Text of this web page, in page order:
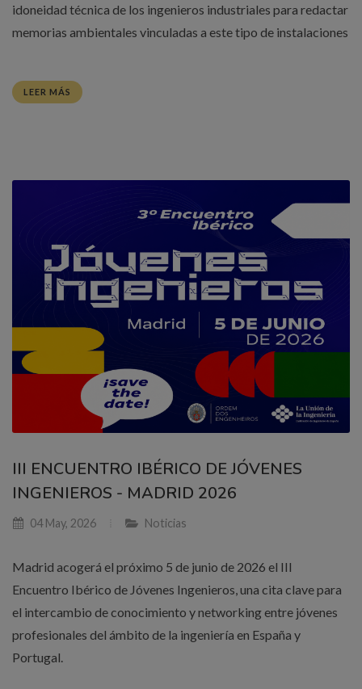
idoneidad técnica de los ingenieros industriales para redactar
memorias ambientales vinculadas a este tipo de instalaciones
LEER MÁS
III ENCUENTRO IBÉRICO DE JÓVENES
INGENIEROS - MADRID 2026
04 May, 2026 Noticias
Madrid acogerá el próximo 5 de junio de 2026 el III
Encuentro Ibérico de Jóvenes Ingenieros, una cita clave para
el intercambio de conocimiento y networking entre jóvenes
profesionales del ámbito de la ingeniería en España y
Portugal.